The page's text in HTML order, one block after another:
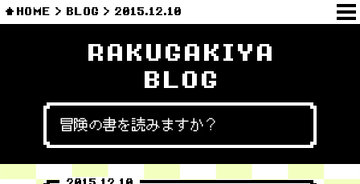
HOME BLOG 2015.12.10
RAKUGAKIYA
BLOG
冒険の書を読みますか？